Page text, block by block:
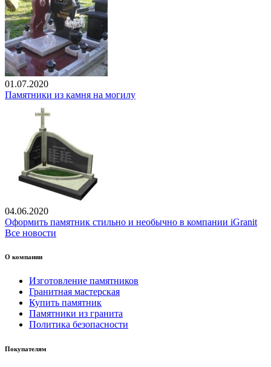
01.07.2020
Памятники из камня на могилу
04.06.2020
Оформить памятник стильно и необычно в компании iGranit
Все новости
О компании
Изготовление памятников
Гранитная мастерская
Купить памятник
Памятники из гранита
Политика безопасности
Покупателям